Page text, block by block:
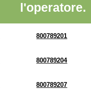
l'operatore.
800789201
800789204
800789207